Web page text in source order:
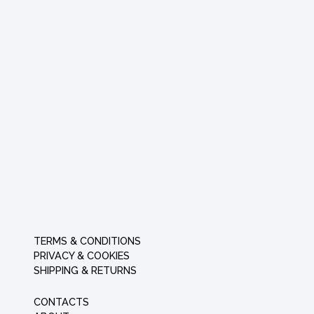
TERMS & CONDITIONS
PRIVACY & COOKIES
SHIPPING & RETURNS
CONTACTS